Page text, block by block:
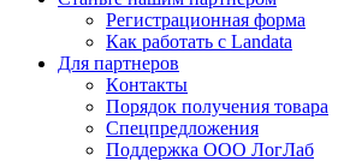
Регистрационная форма
Как работать с Landata
Для партнеров
Кoнтaкты
Порядок получения товара
Спецпредложения
Поддержка ООО ЛогЛаб